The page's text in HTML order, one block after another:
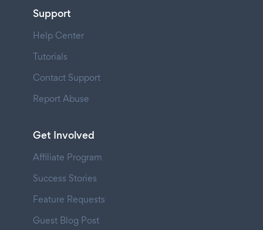
Support
Help Center
Tutorials
Contact Support
Report Abuse
Get Involved
Affiliate Program
Success Stories
Feature Requests
Guest Blog Post